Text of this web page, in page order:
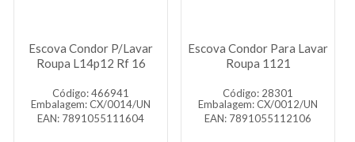
Escova Condor P/Lavar
Roupa L14p12 Rf 16
Código: 466941
Embalagem: CX/0014/UN
EAN: 7891055111604
Escova Condor Para Lavar
Roupa 1121
Código: 28301
Embalagem: CX/0012/UN
EAN: 7891055112106